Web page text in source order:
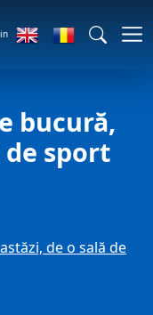
bucură,
de sport
de o sală de